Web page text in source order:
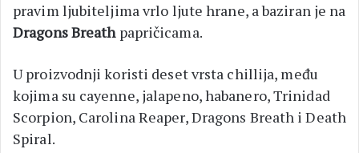
pravim ljubiteljima vrlo ljute hrane, a baziran je na
Dragons Breathpapričicama.
U proizvodnji koristi deset vrsta chillija, među
kojima su cayenne, jalapeno, habanero, Trinidad
Scorpion, Carolina Reaper, Dragons Breath i Death
Spiral.